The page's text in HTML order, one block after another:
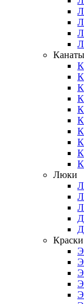
Люки